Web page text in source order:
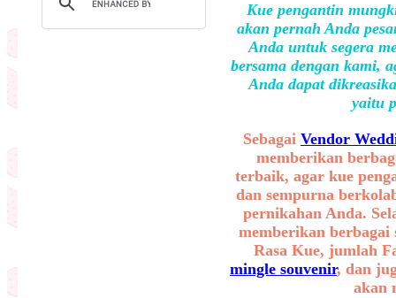
Kue pengantin
akan pernah Anda
Anda untuk segera
bersama dengan kami,
Anda dapat
yaitu
Sebagai Vendor
memberikan
terbaik, agar kue
dan sempurna
pernikahan Anda.
memberikan
Rasa Kue, jumlah
mingle souvenir, dan
akan